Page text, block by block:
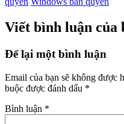
Viết bình luận của
Để lại một bình luận
Email của bạn sẽ không được
buộc được đánh dấu *
Bình luận *